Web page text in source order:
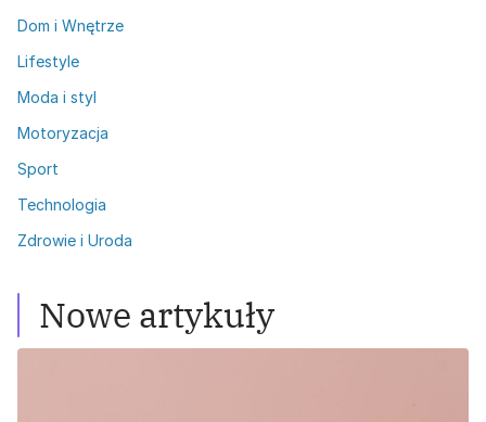
Dom i Wnętrze
Lifestyle
Moda i styl
Motoryzacja
Sport
Technologia
Zdrowie i Uroda
Nowe artykuły